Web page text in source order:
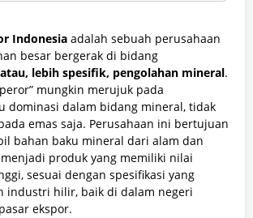
Indonesia adalah sebuah perusahaan
besar bergerak di bidang
lebih spesifik, pengolahan mineral.
mungkin merujuk pada
dominasi dalam bidang mineral, tidak
emas saja. Perusahaan ini bertujuan
bahan baku mineral dari alam dan
produk yang memiliki nilai
sesuai dengan spesifikasi yang
industri hilir, baik di dalam negeri
ekspor.